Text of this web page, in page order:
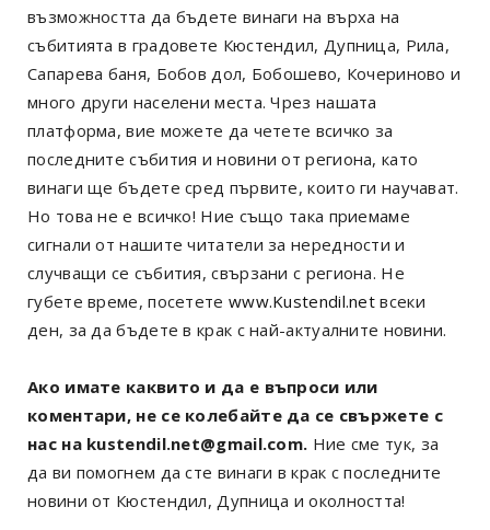
възможността да бъдете винаги на върха на
събитията в градовете Кюстендил, Дупница, Рила,
Сапарева баня, Бобов дол, Бобошево, Кочериново и
много други населени места. Чрез нашата
платформа, вие можете да четете всичко за
последните събития и новини от региона, като
винаги ще бъдете сред първите, които ги научават.
Но това не е всичко! Ние също така приемаме
сигнали от нашите читатели за нередности и
случващи се събития, свързани с региона. Не
губете време, посетете www.Kustendil.net всеки
ден, за да бъдете в крак с най-актуалните новини.
Ако имате каквито и да е въпроси или
коментари, не се колебайте да се свържете с
нас на kustendil.net@gmail.com. Ние сме тук, за
да ви помогнем да сте винаги в крак с последните
новини от Кюстендил, Дупница и околността!